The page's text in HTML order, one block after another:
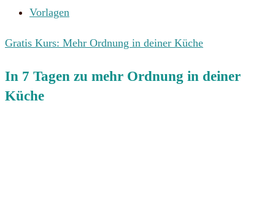
Vorlagen
Gratis Kurs: Mehr Ordnung in deiner Küche
In 7 Tagen zu mehr Ordnung in deiner
Küche